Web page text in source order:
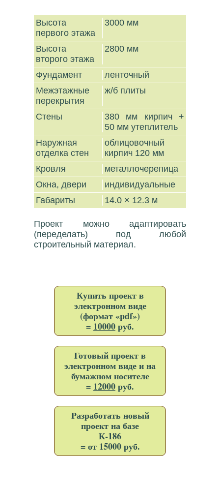
Высота
первого этажа
3000 мм
Высота
второго этажа
2800 мм
Фундамент
ленточный
Межэтажные
перекрытия
ж/б плиты
Стены
380 мм кирпич +
50 мм утеплитель
Наружная
отделка стен
облицовочный
кирпич 120 мм
Кровля
металлочерепица
Окна, двери
индивидуальные
Габариты
14.0 × 12.3 м
Проект можно адаптировать
(переделать) под любой
строительный материал.
Купить проект в
электронном виде
(формат «pdf»)
= 10000руб.
Готовый проект в
электронном виде и на
бумажном носителе
= 12000руб.
Разработать новый
проект на базе
К-186
= от 15000 руб.